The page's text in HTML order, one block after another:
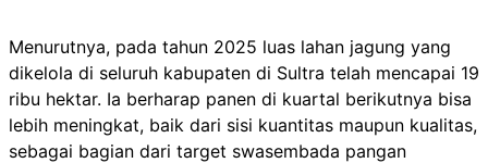
Menurutnya, pada tahun 2025 luas lahan jagung yang
dikelola di seluruh kabupaten di Sultra telah mencapai 19
ribu hektar. Ia berharap panen di kuartal berikutnya bisa
lebih meningkat, baik dari sisi kuantitas maupun kualitas,
sebagai bagian dari target swasembada pangan